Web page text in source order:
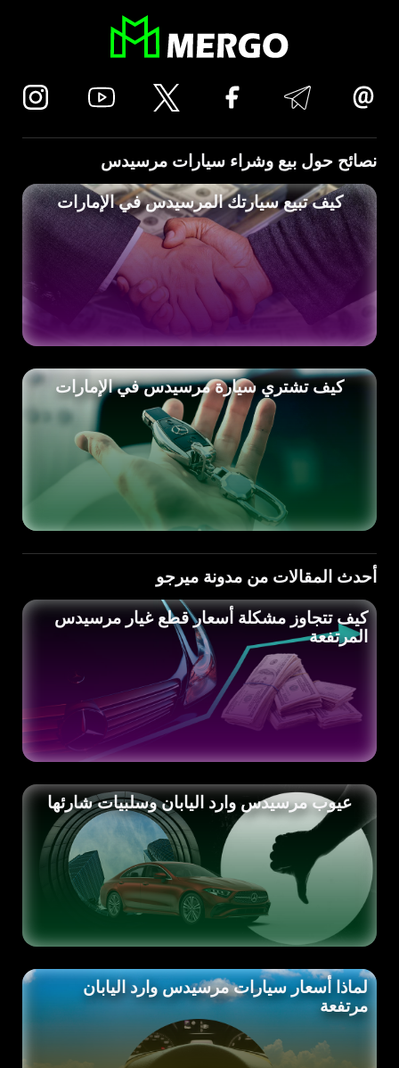
نصائح حول بيع وشراء سيارات مرسيدس
كيف تبيع سيارتك المرسيدس في الإمارات
كيف تشتري سيارة مرسيدس في الإمارات
أحدث المقالات من مدونة ميرجو
كيف تتجاوز مشكلة أسعار قطع غيار مرسيدس
المرتفعة
عيوب مرسيدس وارد اليابان وسلبيات شارئها
لماذا أسعار سيارات مرسيدس وارد اليابان
مرتفعة